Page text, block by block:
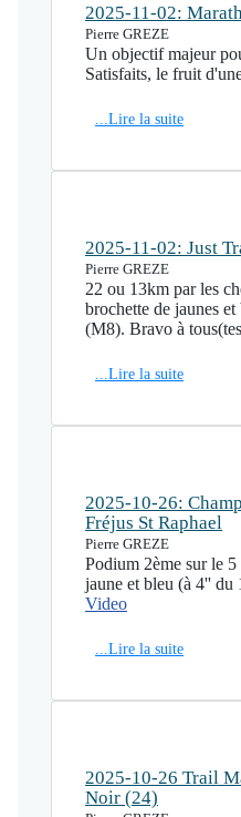
2025-11-02:
Pierre GREZE
Un objectif majeur
Satisfaits, le fruit
...Lire la suite
2025-11-02: Just
Pierre GREZE
22 ou 13km par les
brochette de jaunes
(M8). Bravo à
...Lire la suite
2025-10-26:
Fréjus St Raphael
Pierre GREZE
Podium 2ème sur le
jaune et bleu (à 4''
Video
...Lire la suite
2025-10-26 Trail
Noir (24)